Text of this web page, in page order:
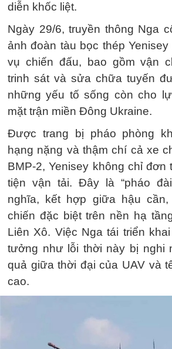
diễn khốc liệt.
Ngày 29/6, truyền thông Nga
ảnh đoàn tàu bọc thép
vụ chiến đấu, bao gồm vận
trinh sát và sửa chữa tuyến
những yếu tố sống còn cho
mặt trận miền Đông Ukraine.
Được trang bị pháo phòng
hạng nặng và thậm chí cả xe
BMP-2, Yenisey không chỉ đơn
tiện vận tải. Đây là “pháo
nghĩa, kết hợp giữa hậu
chiến đặc biệt trên nền hạ
Liên Xô. Việc Nga tái triển
tưởng như lỗi thời này bị nghi
quả giữa thời đại của UAV và
cao.